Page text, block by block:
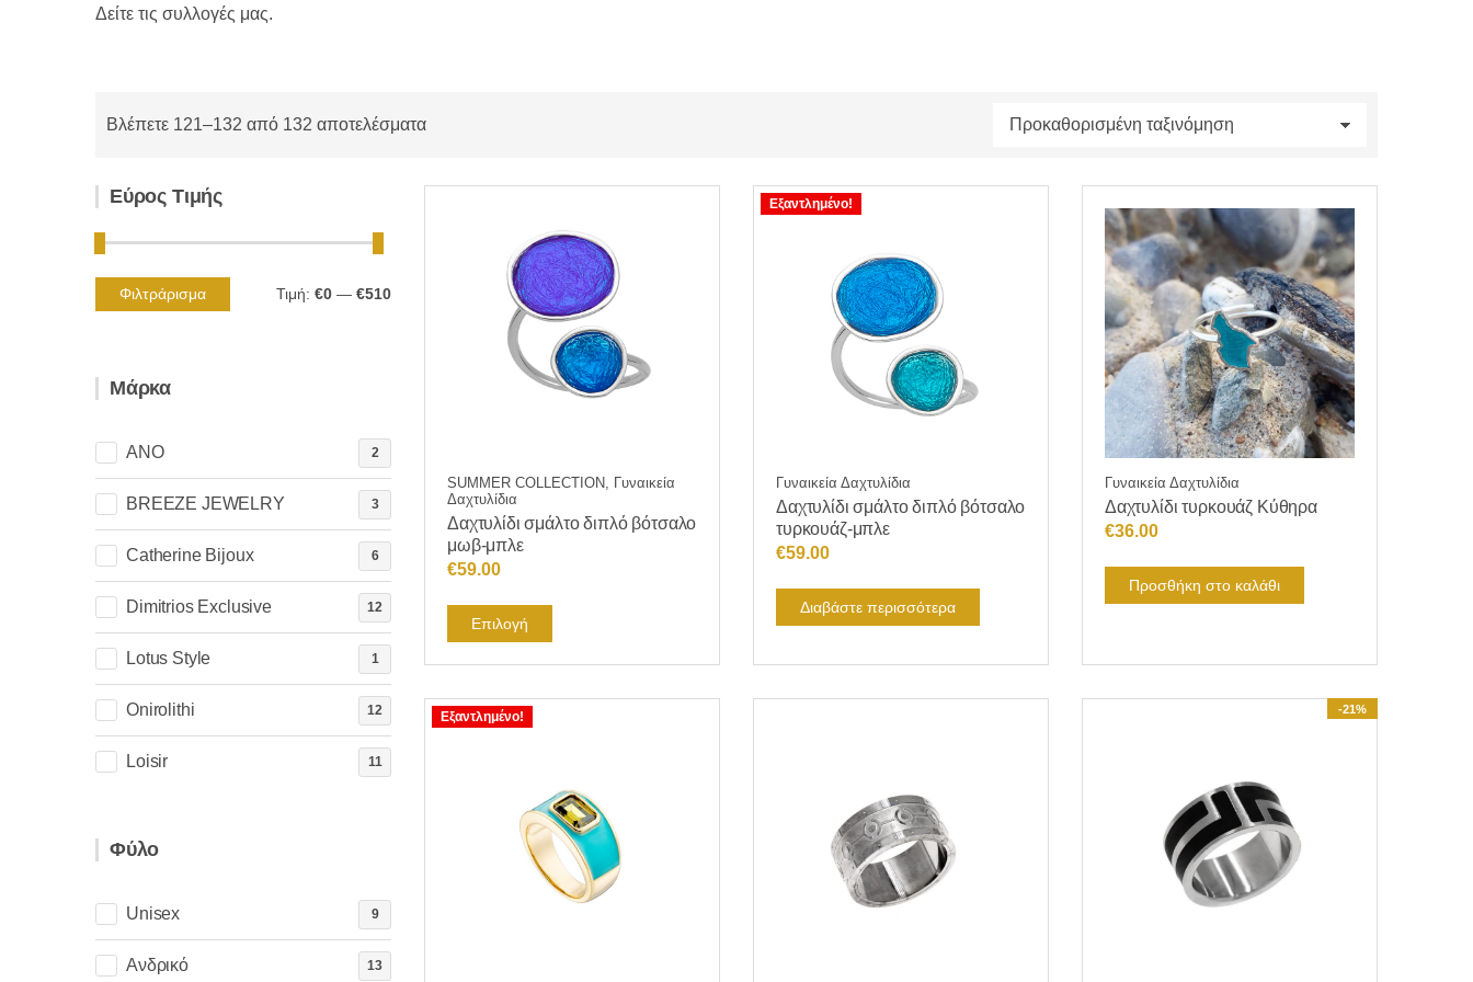
Δείτε τις συλλογές μας.
Βλέπετε 121–132 από 132 αποτελέσματα
SUMMER COLLECTION, Γυναικεία
Δαχτυλίδια
Δαχτυλίδι σμάλτο διπλό βότσαλο
μωβ-μπλε
€59.00
Επιλογή
το
προϊόν
έχει
επιλογές
μπορούν
να
επιλεγούν
στη
Εξαντλημένο!
Γυναικεία Δαχτυλίδια
Δαχτυλίδι σμάλτο διπλό βότσαλο
τυρκουάζ-μπλε
€59.00
Διαβάστε περισσότερα
Γυναικεία Δαχτυλίδια
Δαχτυλίδι τυρκουάζ Κύθηρα
€36.00
Προσθήκη στο καλάθι
Εξαντλημένο! -21%
Εύρος Τιμής
Ελάχιστη
Μέγιστη
Φιλτράρισμα Τιμή: €0 — €510
Μάρκα
ANO 2
BREEZE JEWELRY 3
Catherine Bijoux 6
Dimitrios Exclusive 12
Lotus Style 1
Onirolithi 12
Loisir 11
Φύλο
Unisex 9
Ανδρικό 13